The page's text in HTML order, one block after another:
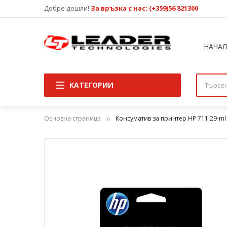
Добре дошли! За връзка с нас: (+359)56 821300
КАТЕГОРИИ
Основна страница Консуматив за принтер HP 711 29-